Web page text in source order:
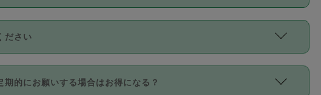
間を下回っても、値引き等はございません。
らタスカジさん自身が価格を選んで設定しています。
には最初は制限があり、レビュー件数、レビューの平均値、などで
額が上がっていく仕組みになっています。
ださい
トカード（Visa／Master／JCB／AMERICAN EXPRESS／Diners
。
期的にお願いする場合はお得になる？